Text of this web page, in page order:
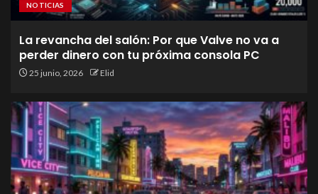
NOTICIAS
La revancha del salón: Por que Valve no va a
perder dinero con tu próxima consola PC
25 junio, 2026 Elid